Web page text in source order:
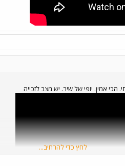
הכי אמין. יופי של שיר. יש מצב לזכייה
לחץ כדי להרחיב...